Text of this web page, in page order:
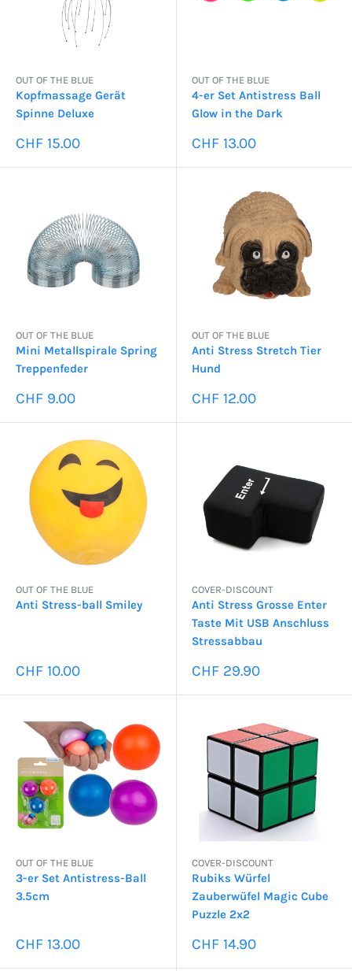
OUT OF THE BLUE
Kopfmassage Gerät
Spinne Deluxe
Sonderpreis
CHF 15.00
OUT OF THE BLUE
4-er Set Antistress Ball
Glow in the Dark
Sonderpreis
CHF 13.00
OUT OF THE BLUE
Mini Metallspirale Spring
Treppenfeder
Sonderpreis
CHF 9.00
OUT OF THE BLUE
Anti Stress Stretch Tier
Hund
Sonderpreis
CHF 12.00
OUT OF THE BLUE
Anti Stress-ball Smiley
Sonderpreis
CHF 10.00
COVER-DISCOUNT
Anti Stress Grosse Enter
Taste Mit USB Anschluss
Stressabbau
Sonderpreis
CHF 29.90
OUT OF THE BLUE
3-er Set Antistress-Ball
3.5cm
Sonderpreis
CHF 13.00
COVER-DISCOUNT
Rubiks Würfel
Zauberwüfel Magic Cube
Puzzle 2x2
Sonderpreis
CHF 14.90